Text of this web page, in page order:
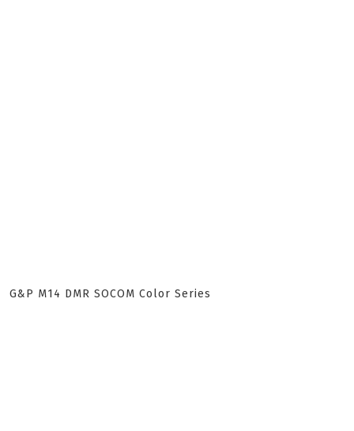
G&P M14 DMR SOCOM Color Series